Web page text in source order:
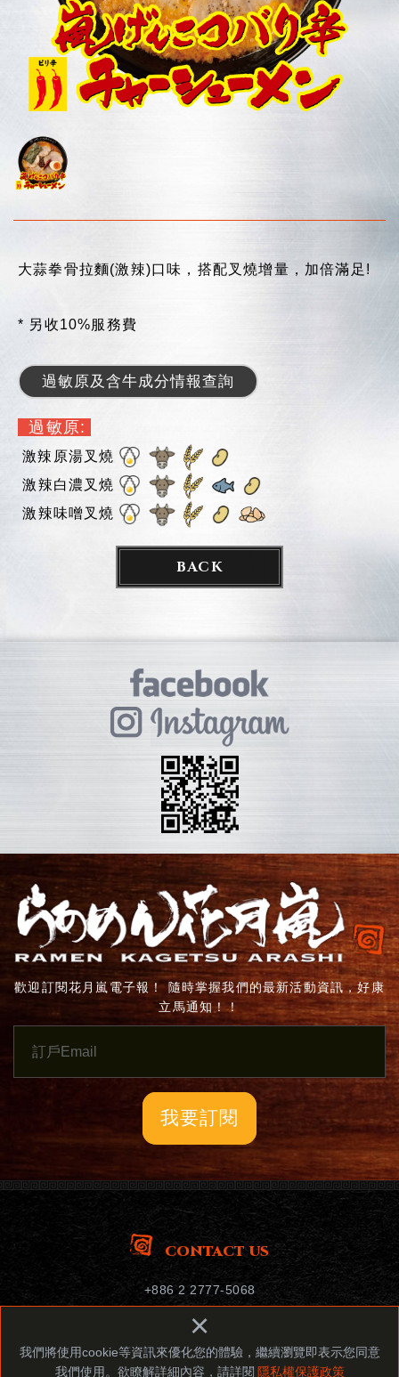
我們將使用cookie等資訊來優化您的體驗，繼續瀏覽即表示您同意
我們使用。欲瞭解詳細內容，請詳閱 隱私權保護政策
×
大蒜拳骨拉麵(激辣)口味，搭配叉燒增量，加倍滿足!
* 另收10%服務費
過敏原及含牛成分情報查詢
過敏原:
激辣 原湯叉燒
激辣白濃叉燒
激辣味噌叉燒
BACK
歡迎訂閱花月嵐電子報！ 隨時掌握我們的最新活動資訊，好康
立馬通知！！
我要訂閱
CONTACT US
+886 2 2777-5068
106台北市大安區忠孝東路四段178號12樓